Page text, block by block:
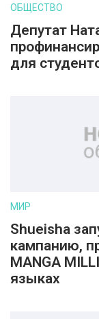
ОБЩЕСТВО
Депутат
для
МИР
Shueisha
кампанию,
MANGA
языках